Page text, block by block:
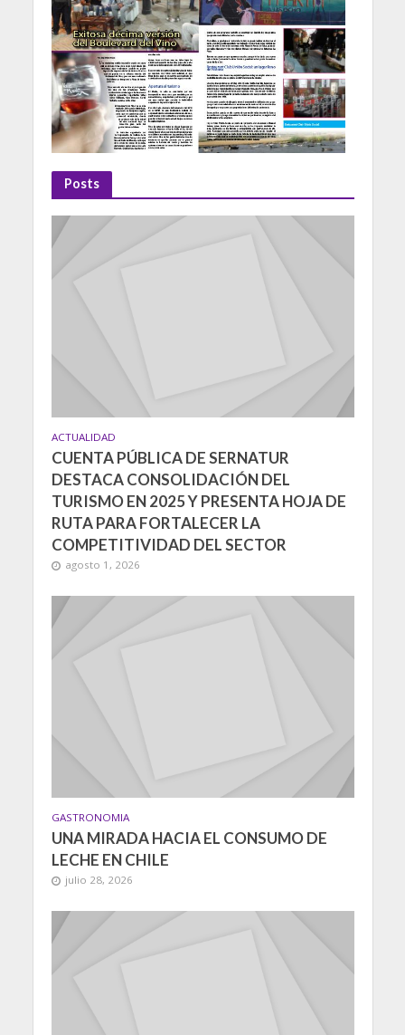
Posts
ACTUALIDAD
CUENTA PÚBLICA DE SERNATUR
DESTACA CONSOLIDACIÓN DEL
TURISMO EN 2025 Y PRESENTA HOJA DE
RUTA PARA FORTALECER LA
COMPETITIVIDAD DEL SECTOR
agosto 1, 2026
GASTRONOMIA
UNA MIRADA HACIA EL CONSUMO DE
LECHE EN CHILE
julio 28, 2026